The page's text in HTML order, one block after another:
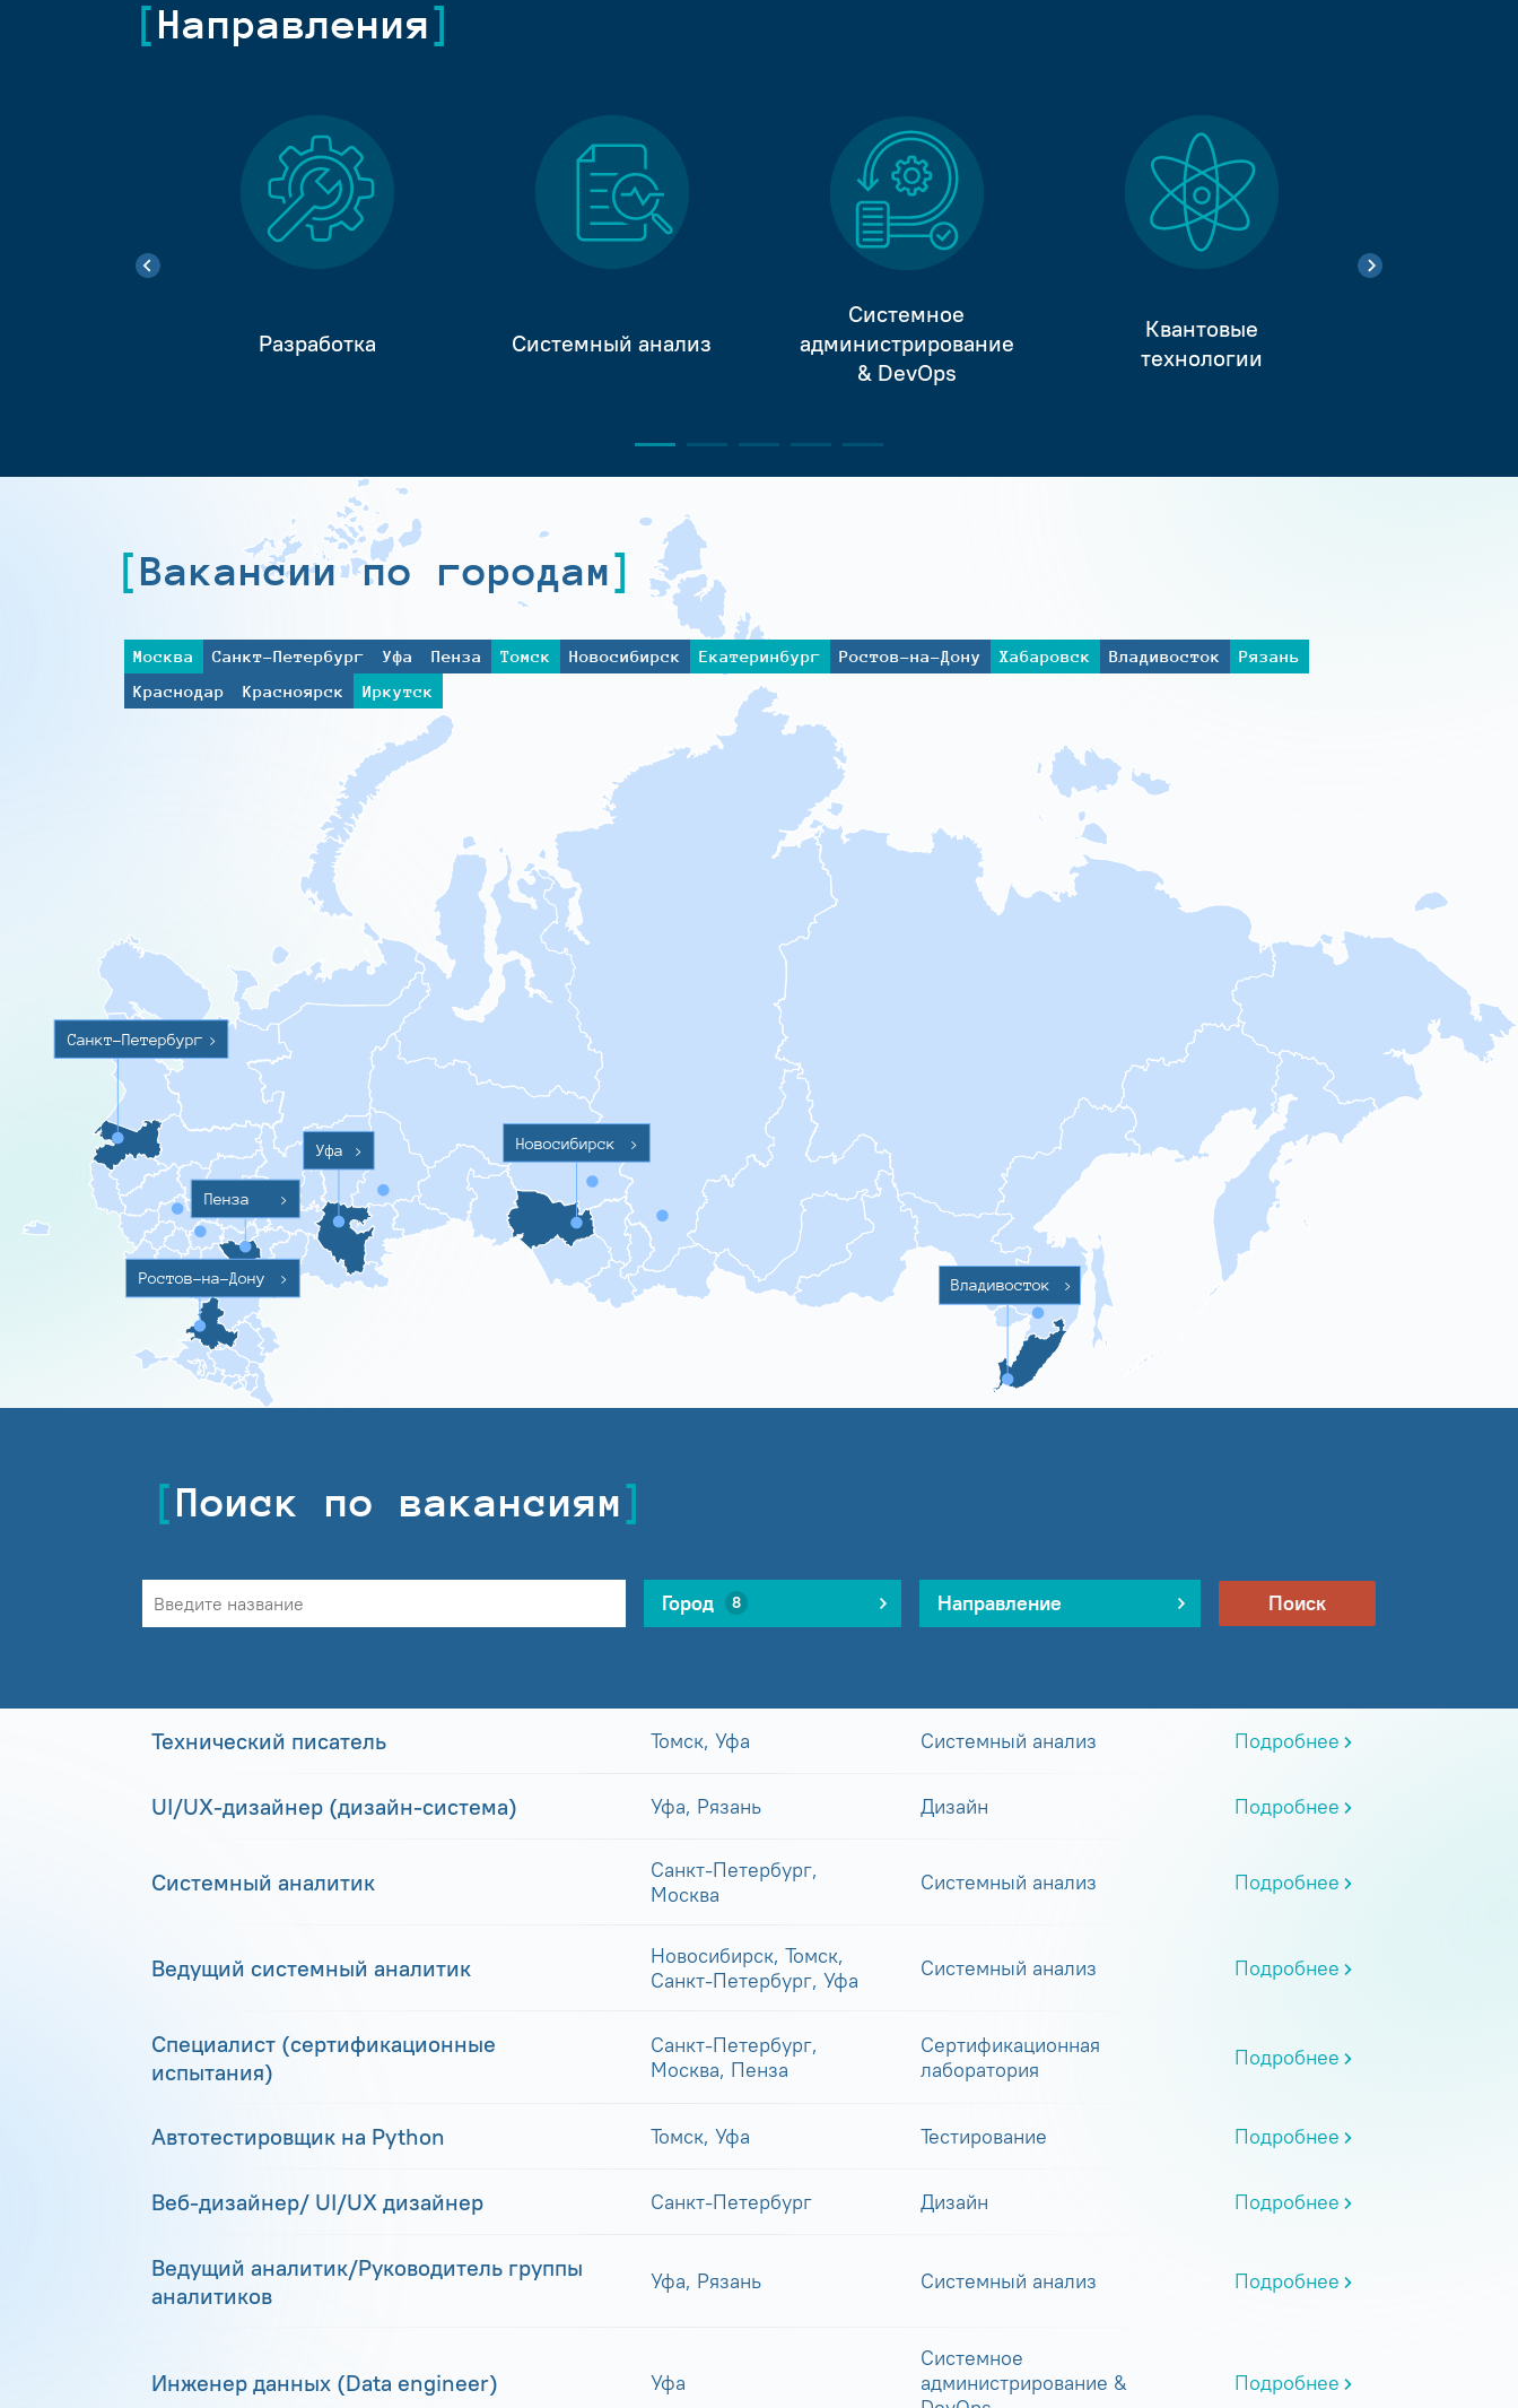
Направления
Разработка Системный анализ
Системное
администрирование
& DevOps
Квантовые
технологии
Вакансии по городам
Москва Санкт-Петербург Уфа Пенза Томск Новосибирск Екатеринбург Ростов-на-Дону Хабаровск Владивосток
Рязань
Краснодар
Красноярск Иркутск
Санкт-Петербург >
Ростов-на-Дону >
Пенза >
Уфа > Новосибирск >
Владивосток >
Поиск по вакансиям
Город 8 Направление Поиск
Технический писатель Томск, Уфа Системный анализ Подробнее
UI/UX-дизайнер (дизайн-система) Уфа, Рязань Дизайн Подробнее
Системный аналитик
Санкт-Петербург,
Москва
Системный анализ Подробнее
Ведущий системный аналитик
Новосибирск, Томск,
Санкт-Петербург, Уфа
Системный анализ Подробнее
Специалист (сертификационные
испытания)
Санкт-Петербург,
Москва, Пенза
Сертификационная
лаборатория
Подробнее
Автотестировщик на Python Томск, Уфа Тестирование Подробнее
Веб-дизайнер/ UI/UX дизайнер Санкт-Петербург Дизайн Подробнее
Ведущий аналитик/Руководитель группы
аналитиков
Уфа, Рязань Системный анализ Подробнее
Инженер данных (Data engineer) Уфа
Системное
администрирование &
Подробнее